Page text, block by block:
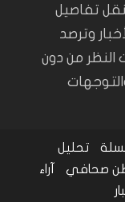
تفاصيل
وترصد
النظر من دون
تحليل
صحافي
آراء